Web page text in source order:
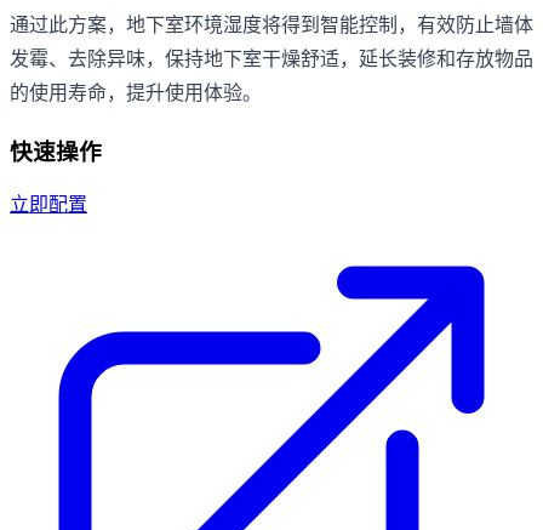
通过此方案，地下室环境湿度将得到智能控制，有效防止墙体
发霉、去除异味，保持地下室干燥舒适，延长装修和存放物品
的使用寿命，提升使用体验。
快速操作
立即配置